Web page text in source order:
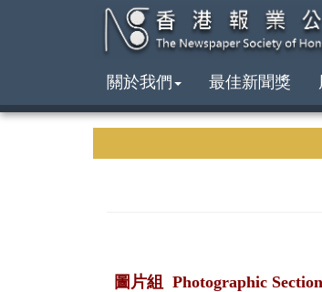
關於我們 最佳新聞獎
圖片組 Photographic Section